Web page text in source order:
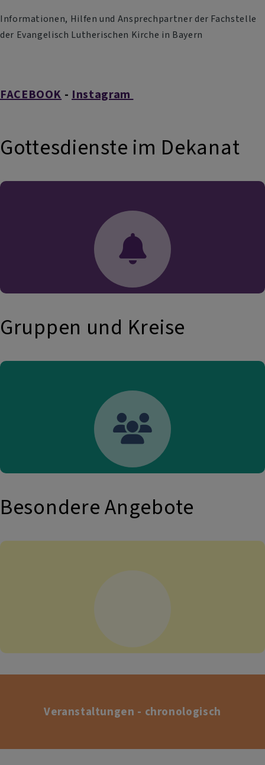
Informationen, Hilfen und Ansprechpartner der Fachstelle
der Evangelisch Lutherischen Kirche in Bayern
FACEBOOK - Instagram
Gottesdienste im Dekanat
Gruppen und Kreise
Besondere Angebote
Veranstaltungen - chronologisch